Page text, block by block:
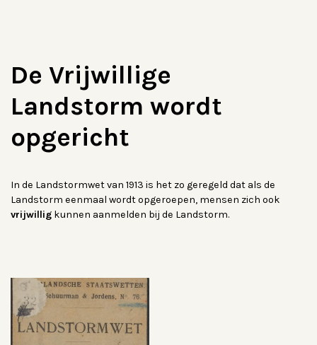
De Vrijwillige
Landstorm wordt
opgericht
In de Landstormwet van 1913 is het zo geregeld dat als de
Landstorm eenmaal wordt opgeroepen, mensen zich ook
vrijwillig kunnen aanmelden bij de Landstorm.